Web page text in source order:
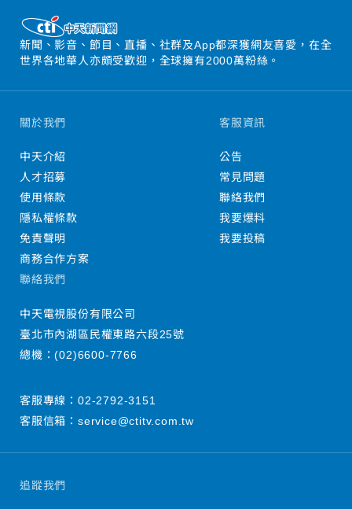
新聞、影音、節目、直播、社群及App都深獲網友喜愛，在全
世界各地華人亦頗受歡迎，全球擁有2000萬粉絲。
追蹤我們
關於我們
中天介紹
人才招募
使用條款
隱私權條款
免責聲明
商務合作方案
客服資訊
公告
常見問題
聯絡我們
我要爆料
我要投稿
聯絡我們
中天電視股份有限公司
臺北市內湖區民權東路六段25號
總機：(02)6600-7766
客服專線： 02-2792-3151
客服信箱： service@ctitv.com.tw